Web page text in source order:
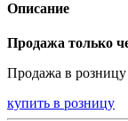
Описание
Продажа только
Продажа в
купить в розницу